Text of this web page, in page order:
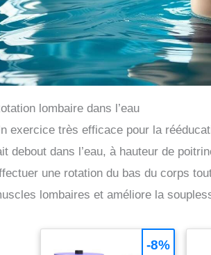
lombaire dans l’eau
exercice très efficace pour la
debout dans l’eau, à hauteur de
une rotation du bas du corps
lombaires et améliore la
-8%